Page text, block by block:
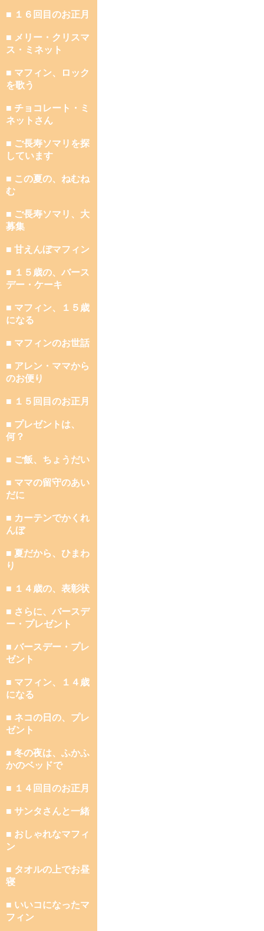
■ １６回目のお正月
■ メリー・クリスマ
ス・ミネット
■ マフィン、ロック
を歌う
■ チョコレート・ミ
ネットさん
■ ご長寿ソマリを探
しています
■ この夏の、ねむね
む
■ ご長寿ソマリ、大
募集
■ 甘えんぼマフィン
■ １５歳の、バース
デー・ケーキ
■ マフィン、１５歳
になる
■ マフィンのお世話
■ アレン・ママから
のお便り
■ １５回目のお正月
■ プレゼントは、
何？
■ ご飯、ちょうだい
■ ママの留守のあい
だに
■ カーテンでかくれ
んぼ
■ 夏だから、ひまわ
り
■ １４歳の、表彰状
■ さらに、バースデ
ー・プレゼント
■ バースデー・プレ
ゼント
■ マフィン、１４歳
になる
■ ネコの日の、プレ
ゼント
■ 冬の夜は、ふかふ
かのベッドで
■ １４回目のお正月
■ サンタさんと一緒
■ おしゃれなマフィ
ン
■ タオルの上でお昼
寝
■ いいコになったマ
フィン